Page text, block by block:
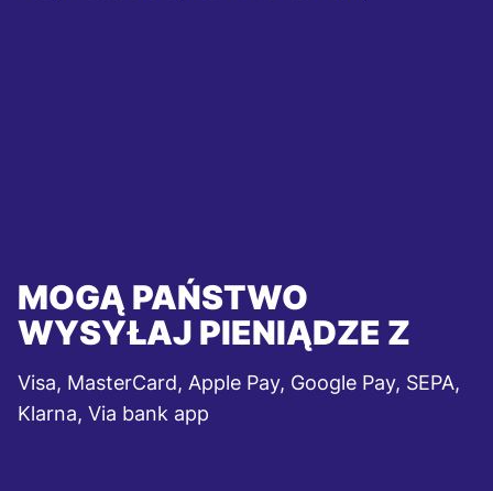
MOGĄ PAŃSTWO
WYSYŁAJ PIENIĄDZE Z
Visa, MasterCard, Apple Pay, Google Pay, SEPA,
Klarna, Via bank app